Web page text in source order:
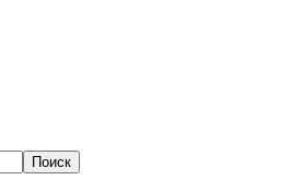
Поиск